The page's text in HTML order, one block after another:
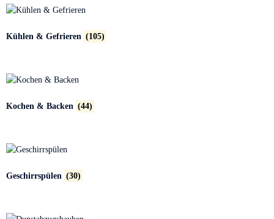
Kühlen & Gefrieren (105)
Kochen & Backen (44)
Geschirrspülen (30)